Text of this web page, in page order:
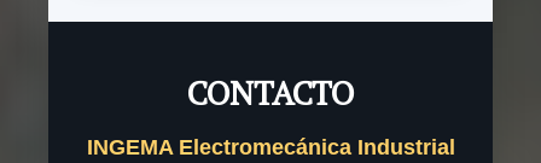
CONTACTO
INGEMA Electromecánica Industrial